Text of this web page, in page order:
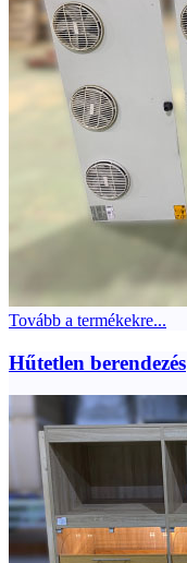
Tovább a termékekre...
Hűtetlen berendezés